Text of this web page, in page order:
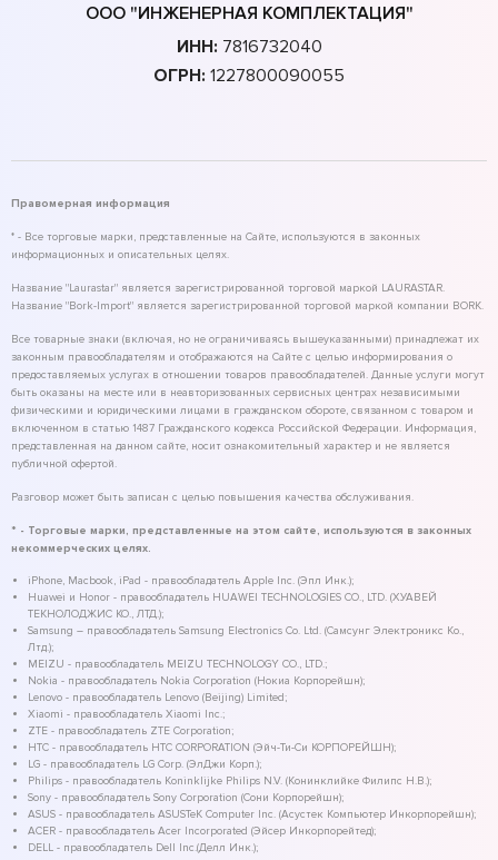
ООО "ИНЖЕНЕРНАЯ КОМПЛЕКТАЦИЯ"
ИНН: 7816732040
ОГРН: 1227800090055
Правомерная информация
* - Все торговые марки, представленные на Сайте, используются в законных
информационных и описательных целях.
Название "Laurastar" является зарегистрированной торговой маркой LAURASTAR.
Название "Bork-Import" является зарегистрированной торговой маркой компании BORK.
Все товарные знаки (включая, но не ограничиваясь вышеуказанными) принадлежат их
законным правообладателям и отображаются на Сайте с целью информирования о
предоставляемых услугах в отношении товаров правообладателей. Данные услуги могут
быть оказаны на месте или в неавторизованных сервисных центрах независимыми
физическими и юридическими лицами в гражданском обороте, связанном с товаром и
включенном в статью 1487 Гражданского кодекса Российской Федерации. Информация,
представленная на данном сайте, носит ознакомительный характер и не является
публичной офертой.
Разговор может быть записан с целью повышения качества обслуживания.
* - Торговые марки, представленные на этом сайте, используются в законных
некоммерческих целях.
iPhone, Macbook, iPad - правообладатель Apple Inc. (Эпл Инк.);
Huawei и Honor - правообладатель HUAWEI TECHNOLOGIES CO., LTD. (ХУАВЕЙ
ТЕКНОЛОДЖИС КО., ЛТД.);
Samsung – правообладатель Samsung Electronics Co. Ltd. (Самсунг Электроникс Ко.,
Лтд.);
MEIZU - правообладатель MEIZU TECHNOLOGY CO., LTD.;
Nokia - правообладатель Nokia Corporation (Нокиа Корпорейшн);
Lenovo - правообладатель Lenovo (Beijing) Limited;
Xiaomi - правообладатель Xiaomi Inc.;
ZTE - правообладатель ZTE Corporation;
HTC - правообладатель HTC CORPORATION (Эйч-Ти-Си КОРПОРЕЙШН);
LG - правообладатель LG Corp. (ЭлДжи Корп.);
Philips - правообладатель Koninklijke Philips N.V. (Конинклийке Филипс Н.В.);
Sony - правообладатель Sony Corporation (Сони Корпорейшн);
ASUS - правообладатель ASUSTeK Computer Inc. (Асустек Компьютер Инкорпорейшн);
ACER - правообладатель Acer Incorporated (Эйсер Инкорпорейтед);
DELL - правообладатель Dell Inc.(Делл Инк.);